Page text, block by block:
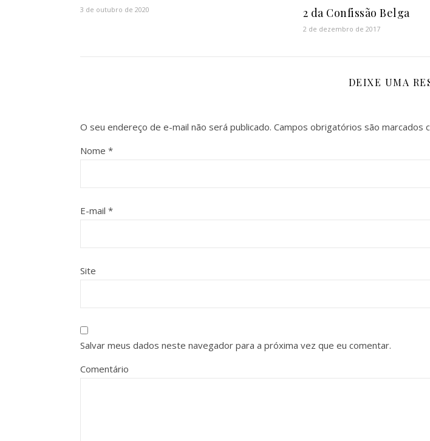
3 de outubro de 2020
2 da Confissão Belga
2 de dezembro de 2017
DEIXE UMA
O seu endereço de e-mail não será publicado. Campos obrigatórios são marcados
Nome *
E-mail *
Site
Salvar meus dados neste navegador para a próxima vez que eu comentar.
Comentário